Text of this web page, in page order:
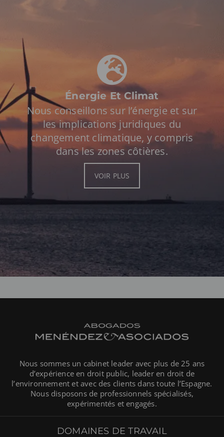
Énergie Et Climat
Nous conseillons sur l’énergie et sur
les implications juridiques du
changement climatique, y compris
dans les zones côtières.
VOIR PLUS
Nous sommes un cabinet leader avec plus de 25 ans
d’expérience en droit public, leader en droit de
l’environnement et avec des clients dans toute l’Espagne.
Nous disposons de professionnels spécialisés,
expérimentés et engagés.
DOMAINES DE TRAVAIL